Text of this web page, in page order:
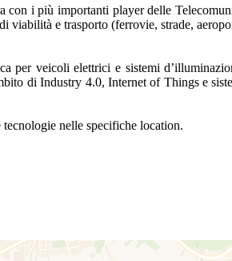
i più importanti player delle
viabilità e trasporto (ferrovie, strade,
per veicoli elettrici e sistemi
di Industry 4.0, Internet of Things e
nelle specifiche location.